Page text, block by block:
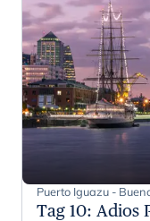
Puerto Iguazu -
Tag 10: Adios